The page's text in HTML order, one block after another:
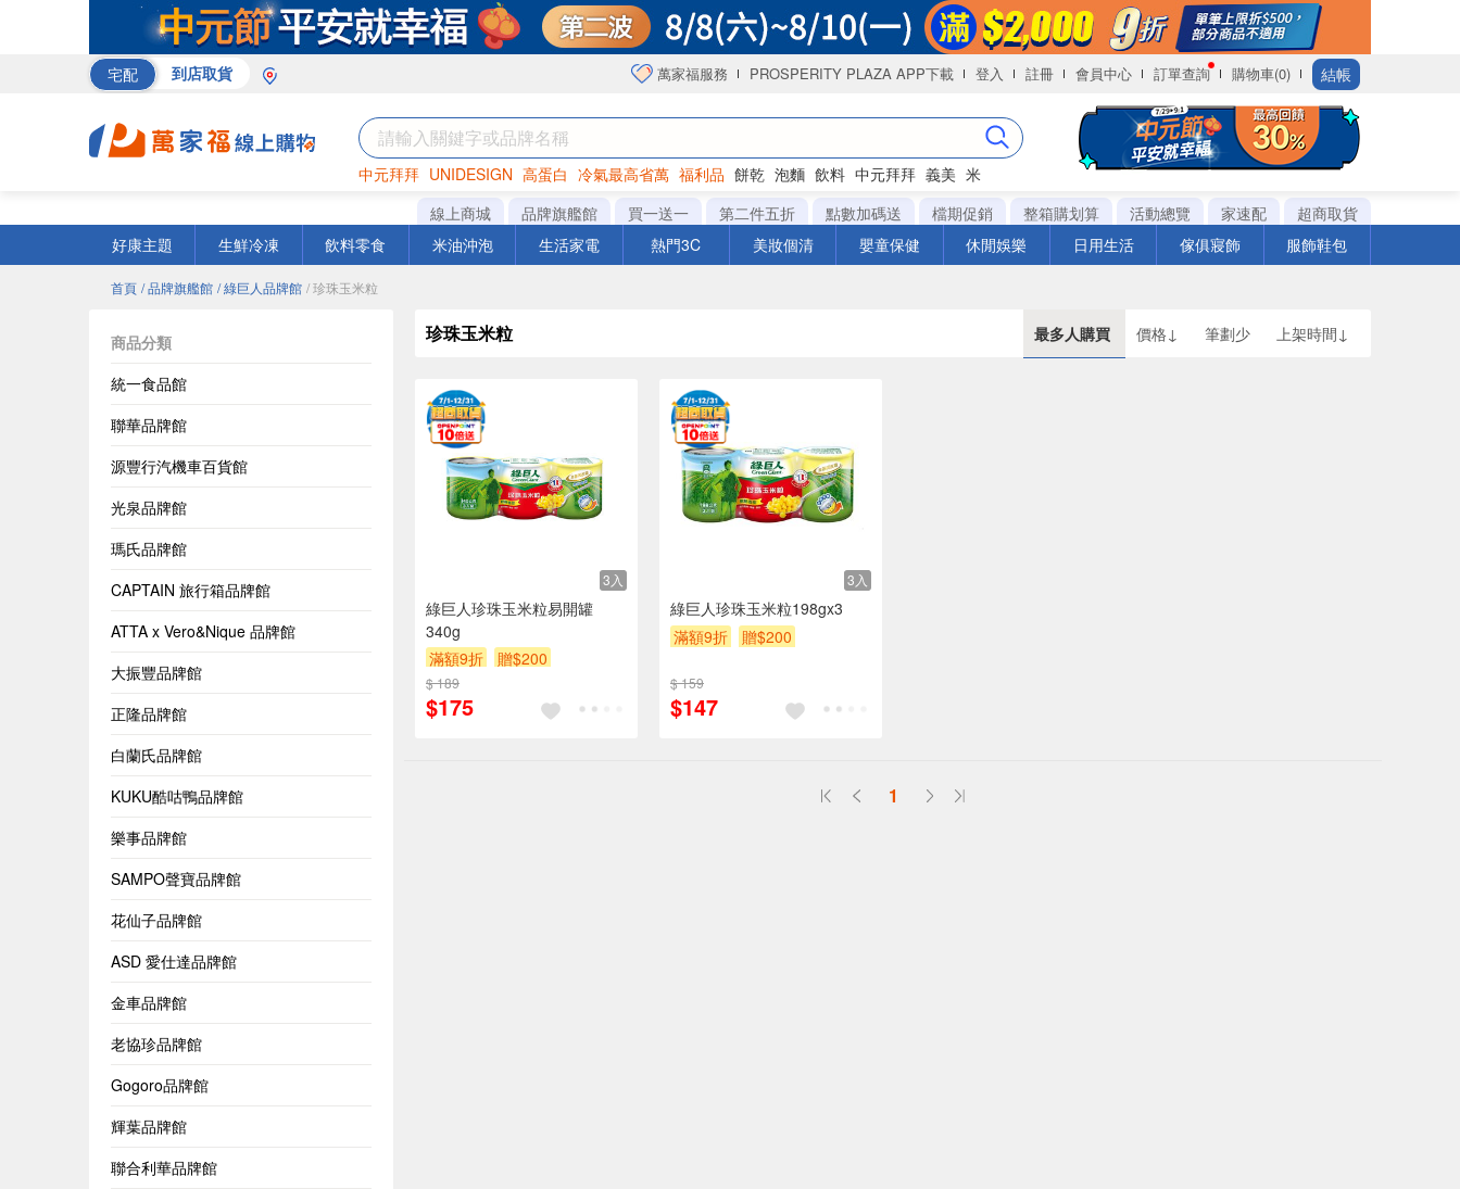
宅配 到店取貨 萬家福服務 PROSPERITY PLAZA APP下載 登入 註冊 會員中心 訂單查詢 購物車(0) 結帳
中元拜拜 UNIDESIGN 高蛋白 冷氣最高省萬 福利品 餅乾 泡麵 飲料 中元拜拜 義美 米
罐頭 咖啡 海苔
線上商城 品牌旗艦館 買一送一 第二件五折 點數加碼送 檔期促銷 整箱購划算 活動總覽 家速配
超商取貨
好康主題
生鮮冷凍 飲料零食 米油沖泡 生活家電 熱門3C 美妝個清 嬰童保健 休閒娛樂 日用生活 傢俱寢飾 服飾鞋包
首頁 / 品牌旗艦館 / 綠巨人品牌館 / 珍珠玉米粒
商品分類
統一食品館
聯華品牌館
源豐行汽機車百貨館
光泉品牌館
瑪氏品牌館
CAPTAIN 旅行箱品牌館
ATTA x Vero&Nique 品牌館
大振豐品牌館
正隆品牌館
白蘭氏品牌館
KUKU酷咕鴨品牌館
樂事品牌館
SAMPO聲寶品牌館
花仙子品牌館
ASD 愛仕達品牌館
金車品牌館
老協珍品牌館
Gogoro品牌館
輝葉品牌館
聯合利華品牌館
珍珠玉米粒 最多人購買 價格↓ 筆劃少 上架時間↓
3入
綠巨人珍珠玉米粒易開罐
340g
滿額9折
贈$200
$ 189
$175
3入
綠巨人珍珠玉米粒198gx3
滿額9折
贈$200
$ 159
$147
1